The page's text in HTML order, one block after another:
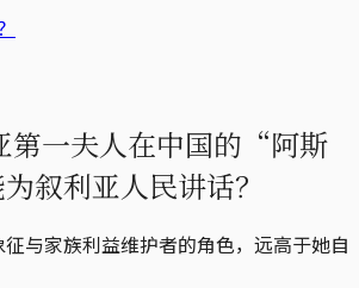
第一夫人在中国的“阿斯
叙利亚人民讲话？
与家族利益维护者的角色，远高于她自